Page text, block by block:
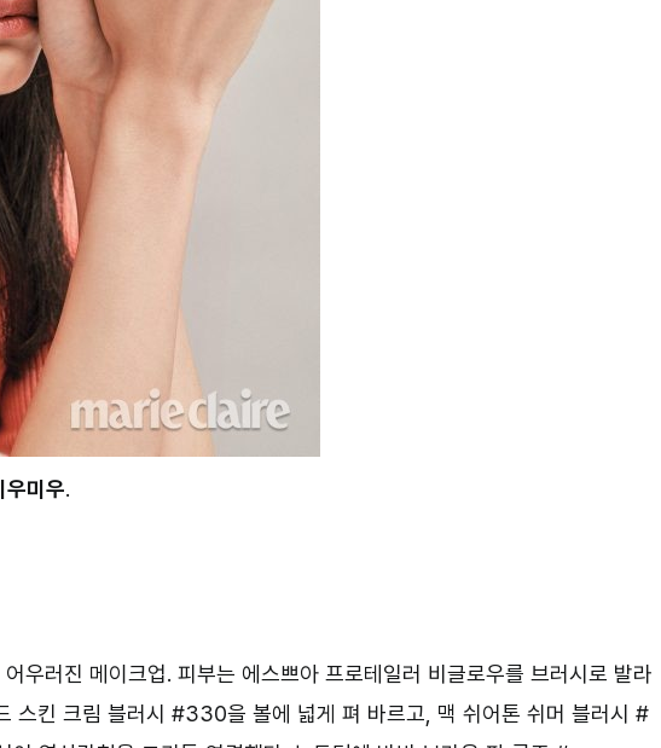
우미우.
우러진 메이크업. 피부는 에스쁘아 프로테일러 비글로우를 브러시로 발라
스킨 크림 블러시 #330을 볼에 넓게 펴 바르고, 맥 쉬어톤 쉬머 블러시 #